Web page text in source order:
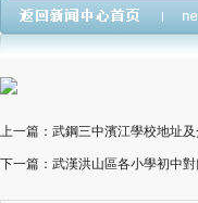
上一篇：武鋼三中濱江學校地址
下一篇：武漢洪山區各小學初中